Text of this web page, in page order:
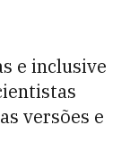
e inclusive
versões e